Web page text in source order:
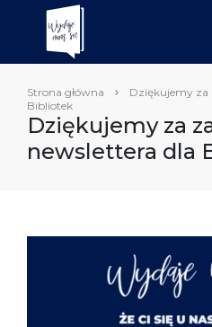
Strona główna
Dziękujemy za
Bibliotek
Dziękujemy za
newslettera dla